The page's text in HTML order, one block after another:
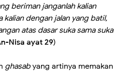
beriman janganlah kalian
kalian dengan jalan yang batil,
atas dasar suka sama suka
Nisa ayat 29)
ghasabyang artinya memakan